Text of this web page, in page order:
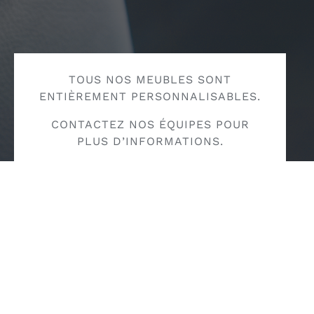
TOUS NOS MEUBLES SONT
ENTIÈREMENT PERSONNALISABLES.
CONTACTEZ NOS ÉQUIPES POUR
PLUS D’INFORMATIONS.